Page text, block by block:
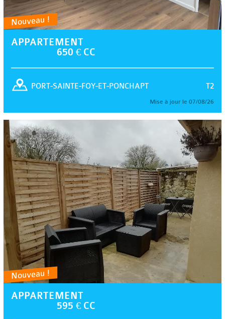
Nouveau !
APPARTEMENT
650 € CC
T2
PORT-SAINTE-FOY-ET-PONCHAPT
Mise à jour le 07/08/26
Nouveau !
APPARTEMENT
595 € CC